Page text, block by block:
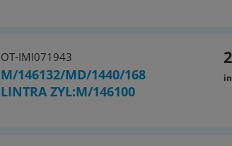
OT-IMI071943
M/146132/MD/1440/168
LINTRA ZYL:M/146100